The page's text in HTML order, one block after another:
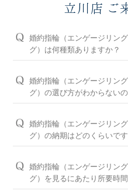
立川店 ご
婚約指輪（エンゲージリン
グ）は何種類ありますか？
のデザインや、シンプルか
ップをご用意しております
通りの中から、おふたりら
※ホームページで掲載してい
結婚指輪の閲覧人気ラン
婚約指輪（エンゲージリン
グ）の選び方がわからない
シェルジュが、普段のイメ
お伺いして、ダイヤモンド
ます。
お客様に寄り添い続けてき
こそ、骨格×指輪診断で似
クトフィットカウンセリン
婚約指輪（エンゲージリン
グ）の納期はどのくらいで
ステムのため、ご注文いた
だいております。婚約指輪
は、予定日の2～3ヶ月程前
婚約指輪（エンゲージリン
グ）を見るにあたり所要時